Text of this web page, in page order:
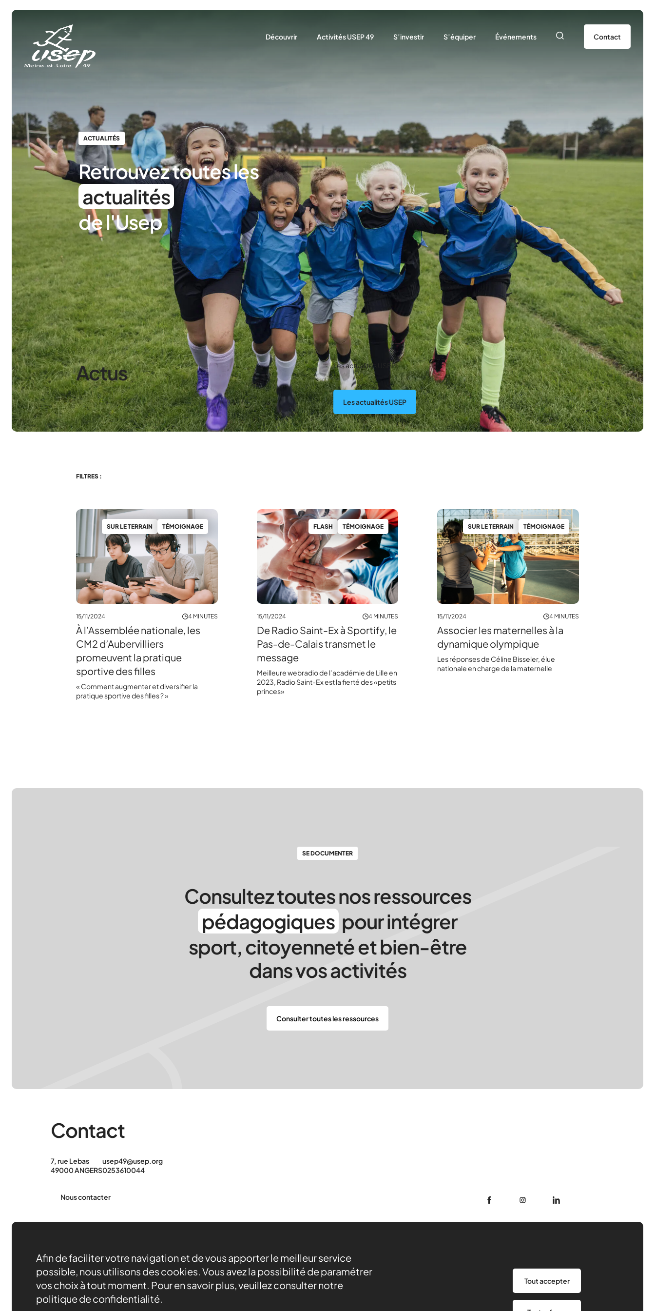
Découvrir Activités USEP 49 S’investir S’équiper Événements Contact
ACTUALITÉS
Retrouvez toutes les
actualités
de l'Usep
Actus Les actualités USEP
Les actualités USEP
FILTRES :
SUR LE TERRAIN TÉMOIGNAGE
15/11/2024 4 MINUTES
À l’Assemblée nationale, les
CM2 d’Aubervilliers
promeuvent la pratique
sportive des filles
« Comment augmenter et diversifier la
pratique sportive des filles ? »
FLASH TÉMOIGNAGE
15/11/2024 4 MINUTES
De Radio Saint-Ex à Sportify, le
Pas-de-Calais transmet le
message
Meilleure webradio de l’académie de Lille en
2023, Radio Saint-Ex est la fierté des «petits
princes»
SUR LE TERRAIN TÉMOIGNAGE
15/11/2024 4 MINUTES
Associer les maternelles à la
dynamique olympique
Les réponses de Céline Bisseler, élue
nationale en charge de la maternelle
SE DOCUMENTER
Consultez toutes nos ressources
pédagogiques pour intégrer
sport, citoyenneté et bien-être
dans vos activités
Consulter toutes les ressources
Contact
7, rue Lebas
49000 ANGERS
usep49@usep.org
0253610044
Nous contacter
Nos ressources
Actualités
Agenda
Afin de faciliter votre navigation et de vous apporter le meilleur service
possible, nous utilisons des cookies. Vous avez la possibilité de paramétrer
vos choix à tout moment. Pour en savoir plus, veuillez consulter notre
politique de confidentialité.
Tout accepter